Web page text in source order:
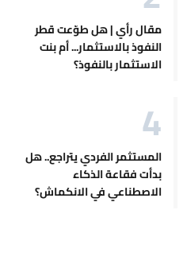
مقال رأي | هل طوّعت قطر
النفوذ بالاستثمار... أم بنت
الاستثمار بالنفوذ؟
المستثمر الفردي يتراجع.. هل
بدأت فقاعة الذكاء
الاصطناعي في الانكماش؟